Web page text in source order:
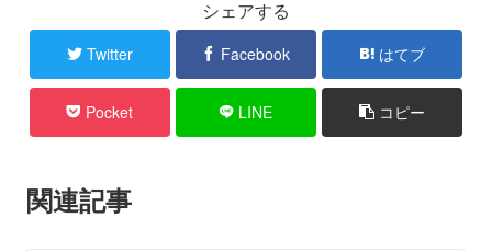
シェアする
Twitter Facebook はてブ
Pocket LINE コピー
関連記事